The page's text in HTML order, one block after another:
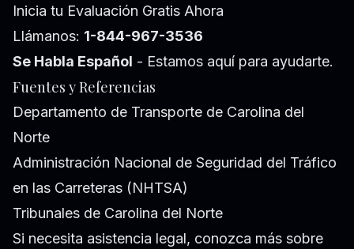
Inicia tu Evaluación Gratis Ahora
Llámanos: 1-844-967-3536
Se Habla Español - Estamos aquí para ayudarte.
Fuentes y Referencias
Departamento de Transporte de Carolina del
Norte
Administración Nacional de Seguridad del Tráfico
en las Carreteras (NHTSA)
Tribunales de Carolina del Norte
Si necesita asistencia legal, conozca más sobre